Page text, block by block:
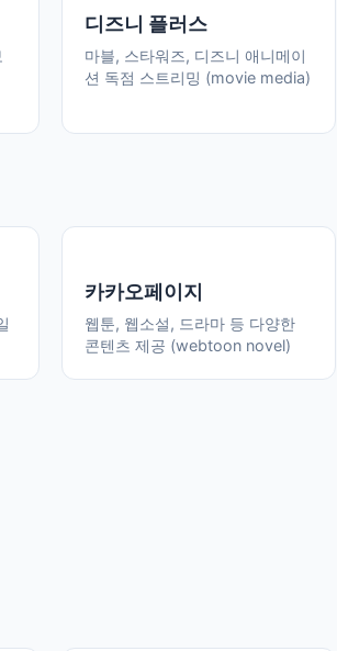
디즈니 플러스
마블, 스타워즈, 디즈니 애니메이
션 독점 스트리밍 (movie media)
카카오페이지
웹툰, 웹소설, 드라마 등 다양한
콘텐츠 제공 (webtoon novel)